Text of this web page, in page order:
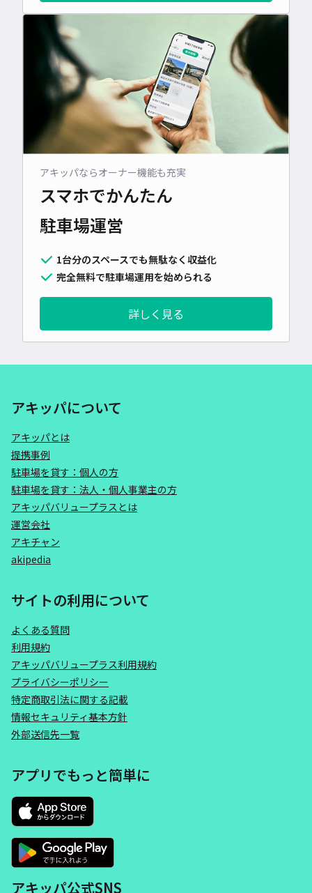
アキッパならオーナー機能も充実
スマホでかんたん
駐車場運営
1台分のスペースでも無駄なく収益化
完全無料で駐車場運用を始められる
詳しく見る
アキッパについて
アキッパとは
提携事例
駐車場を貸す：個人の方
駐車場を貸す：法人・個人事業主の方
アキッパバリュープラスとは
運営会社
アキチャン
akipedia
サイトの利用について
よくある質問
利用規約
アキッパバリュープラス利用規約
プライバシーポリシー
特定商取引法に関する記載
情報セキュリティ基本方針
外部送信先一覧
アプリでもっと簡単に
アキッパ公式SNS